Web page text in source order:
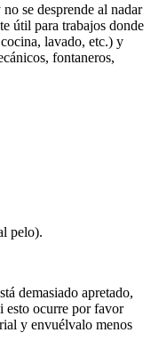
se desprende al nadar
útil para trabajos donde
lavado, etc.) y
fontaneros,
pelo).
demasiado apretado,
esto ocurre por favor
y envuélvalo menos